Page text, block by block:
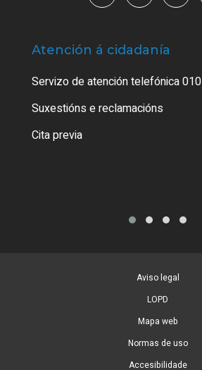
Atención á cidadanía
Servizo de atención telefónica 010
Suxestións e reclamacións
Cita previa
Aviso legal
LOPD
Mapa web
Normas de uso
Accesibilidade